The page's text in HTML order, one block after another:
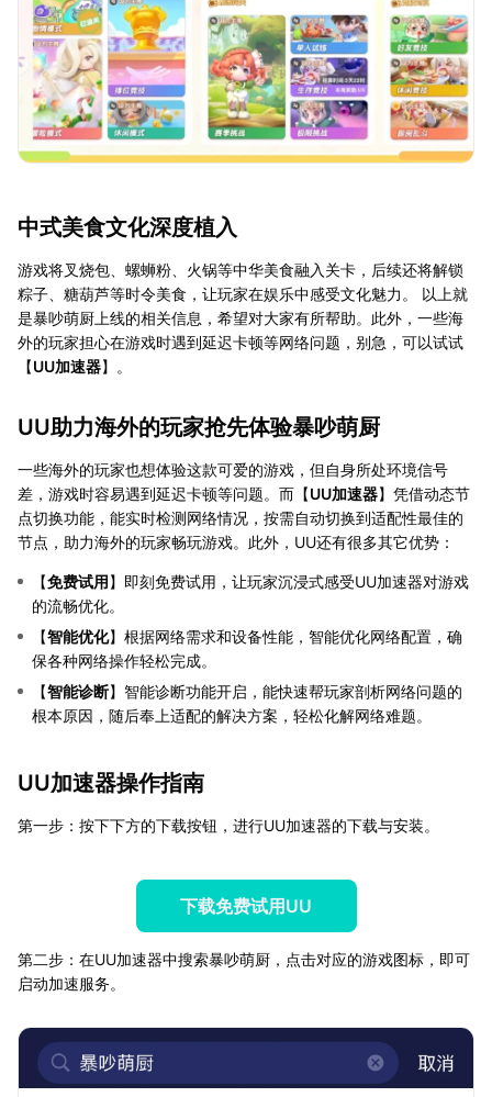
中式美食文化深度植入
游戏将叉烧包、螺蛳粉、火锅等中华美食融入关卡，后续还将解锁
粽子、糖葫芦等时令美食，让玩家在娱乐中感受文化魅力。 以上就
是暴吵萌厨上线的相关信息，希望对大家有所帮助。此外，一些海
外的玩家担心在游戏时遇到延迟卡顿等网络问题，别急，可以试试
【UU加速器】。
UU助力海外的玩家抢先体验暴吵萌厨
一些海外的玩家也想体验这款可爱的游戏，但自身所处环境信号
差，游戏时容易遇到延迟卡顿等问题。而【UU加速器】凭借动态节
点切换功能，能实时检测网络情况，按需自动切换到适配性最佳的
节点，助力海外的玩家畅玩游戏。此外，UU还有很多其它优势：
【免费试用】即刻免费试用，让玩家沉浸式感受UU加速器对游戏
的流畅优化。
【智能优化】根据网络需求和设备性能，智能优化网络配置，确
保各种网络操作轻松完成。
【智能诊断】智能诊断功能开启，能快速帮玩家剖析网络问题的
根本原因，随后奉上适配的解决方案，轻松化解网络难题。
UU加速器操作指南
第一步：按下下方的下载按钮，进行UU加速器的下载与安装。
下载免费试用UU
第二步：在UU加速器中搜索暴吵萌厨，点击对应的游戏图标，即可
启动加速服务。